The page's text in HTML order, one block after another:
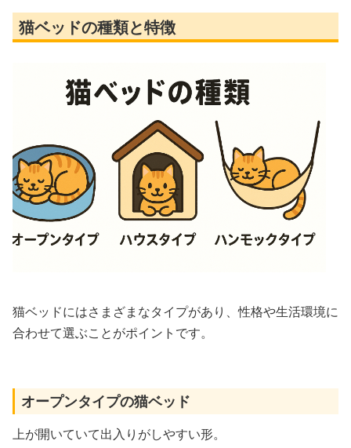
猫ベッドの種類と特徴
猫ベッドにはさまざまなタイプがあり、性格や生活環境に
合わせて選ぶことがポイントです。
オープンタイプの猫ベッド
上が開いていて出入りがしやすい形。